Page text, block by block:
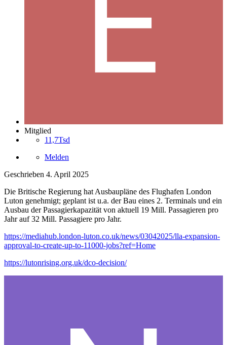
Mitglied
11,7Tsd
Melden
Geschrieben 4. April 2025
Die Britische Regierung hat Ausbaupläne des Flughafen London
Luton genehmigt; geplant ist u.a. der Bau eines 2. Terminals und ein
Ausbau der Passagierkapazität von aktuell 19 Mill. Passagieren pro
Jahr auf 32 Mill. Passagiere pro Jahr.
https://mediahub.london-luton.co.uk/news/03042025/lla-expansion-
approval-to-create-up-to-11000-jobs?ref=Home
https://lutonrising.org.uk/dco-decision/